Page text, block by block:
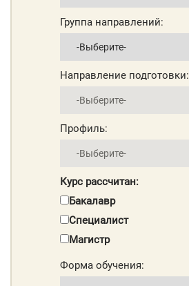
Группа направлений:
Направление подготовки:
Профиль:
Курс рассчитан:
Бакалавр
Специалист
Магистр
Форма обучения: